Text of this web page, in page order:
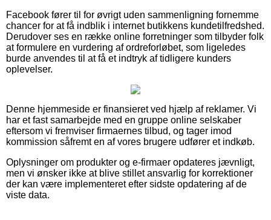
Facebook fører til for øvrigt uden sammenligning fornemme
chancer for at få indblik i internet butikkens kundetilfredshed.
Derudover ses en række online forretninger som tilbyder folk
at formulere en vurdering af ordreforløbet, som ligeledes
burde anvendes til at få et indtryk af tidligere kunders
oplevelser.
Denne hjemmeside er finansieret ved hjælp af reklamer. Vi
har et fast samarbejde med en gruppe online selskaber
eftersom vi fremviser firmaernes tilbud, og tager imod
kommission såfremt en af vores brugere udfører et indkøb.
Oplysninger om produkter og e-firmaer opdateres jævnligt,
men vi ønsker ikke at blive stillet ansvarlig for korrektioner
der kan være implementeret efter sidste opdatering af de
viste data.